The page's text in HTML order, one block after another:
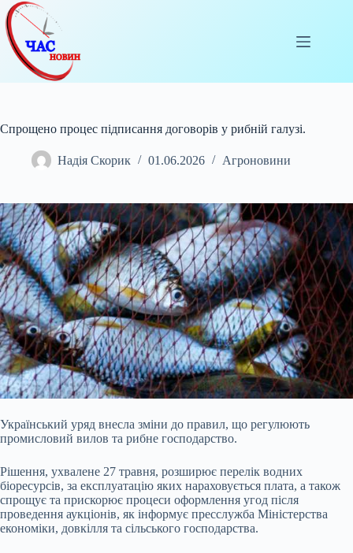
Перейти
до
вмісту
Спрощено процес підписання договорів у рибній галузі.
Надія Скорик 01.06.2026 Агроновини
Український уряд внесла зміни до правил, що регулюють
промисловий вилов та рибне господарство.
Рішення, ухвалене 27 травня, розширює перелік водних
біоресурсів, за експлуатацію яких нараховується плата, а також
спрощує та прискорює процеси оформлення угод після
проведення аукціонів, як інформує пресслужба Міністерства
економіки, довкілля та сільського господарства.